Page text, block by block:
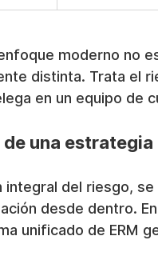
moderno no
distinta. Trata el
en un equipo de
una estrategia
integral del riesgo,
desde dentro.
unificado de ERM